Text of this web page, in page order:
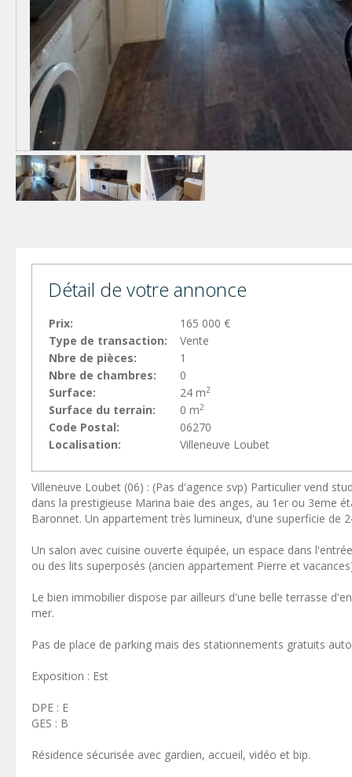
Détail de votre annonce
Prix:
165 000 €
Type de transaction:
Vente
Nbre de pièces:
1
Nbre de chambres:
0
Surface:
24 m2
Surface du terrain: 0 m2
Code Postal:
06270
Localisation:
Villeneuve Loubet
Villeneuve Loubet (06) : (Pas d'agence svp) Particulier vend
dans la prestigieuse Marina baie des anges, au 1er ou 3eme
Baronnet. Un appartement très lumineux, d'une superficie de
Un salon avec cuisine ouverte équipée, un espace dans
ou des lits superposés (ancien appartement Pierre et
Le bien immobilier dispose par ailleurs d'une belle terrasse
mer.
Pas de place de parking mais des stationnements gratuits
Exposition : Est
DPE : E
GES : B
Résidence sécurisée avec gardien, accueil, vidéo et bip.